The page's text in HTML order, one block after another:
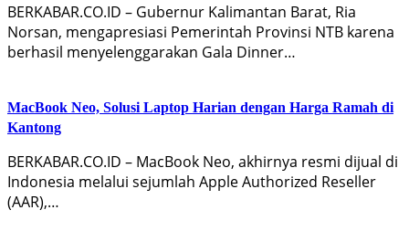
BERKABAR.CO.ID – Gubernur Kalimantan Barat, Ria
Norsan, mengapresiasi Pemerintah Provinsi NTB karena
berhasil menyelenggarakan Gala Dinner…
MacBook Neo, Solusi Laptop Harian dengan Harga Ramah di
Kantong
BERKABAR.CO.ID – MacBook Neo, akhirnya resmi dijual di
Indonesia melalui sejumlah Apple Authorized Reseller
(AAR),…